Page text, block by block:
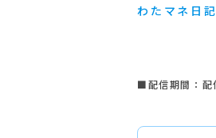
わたマネ日記
■配信期間：配